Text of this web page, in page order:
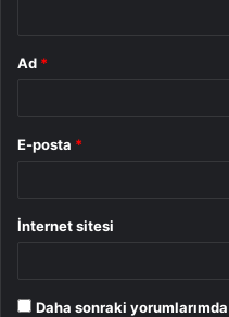
Ad *
E-posta *
İnternet sitesi
Daha sonraki